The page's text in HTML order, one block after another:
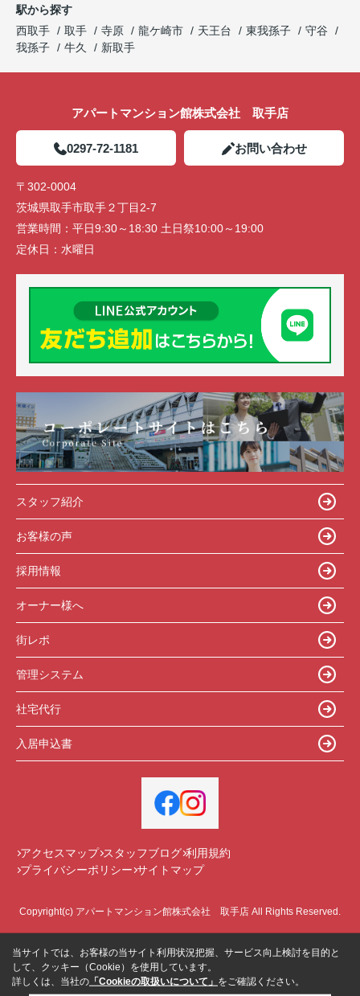
駅から探す
西取手
取手 寺原 龍ケ崎市 天王台 東我孫子
守谷
我孫子
牛久 新取手
アパートマンション館株式会社 取手店
0297-72-1181 お問い合わせ
〒302-0004
茨城県取手市取手２丁目2-7
営業時間： 平日9:30～18:30 土日祭10:00～19:00
定休日： 水曜日
スタッフ紹介
お客様の声
採用情報
オーナー様へ
街レポ
管理システム
社宅代行
入居申込書
アクセスマップ スタッフブログ 利用規約
プライバシーポリシー サイトマップ
Copyright(c) アパートマンション館株式会社 取手店 All Rights Reserved.
当サイトでは、お客様の当サイト利用状況把握、サービス向上検討を目的と
して、クッキー（Cookie）を使用しています。
詳しくは、当社の 「Cookieの取扱いについて」 をご確認ください。